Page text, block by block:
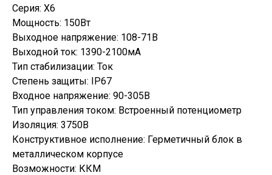
Серия: X6
Мощность: 150Вт
Выходное напряжение: 108-71В
Выходной ток: 1390-2100мА
Тип стабилизации: Ток
Степень защиты: IP67
Входное напряжение: 90-305В
Тип управления током: Встроенный потенциометр
Изоляция: 3750В
Конструктивное исполнение: Герметичный блок в
металлическом корпусе
Возможности: ККМ